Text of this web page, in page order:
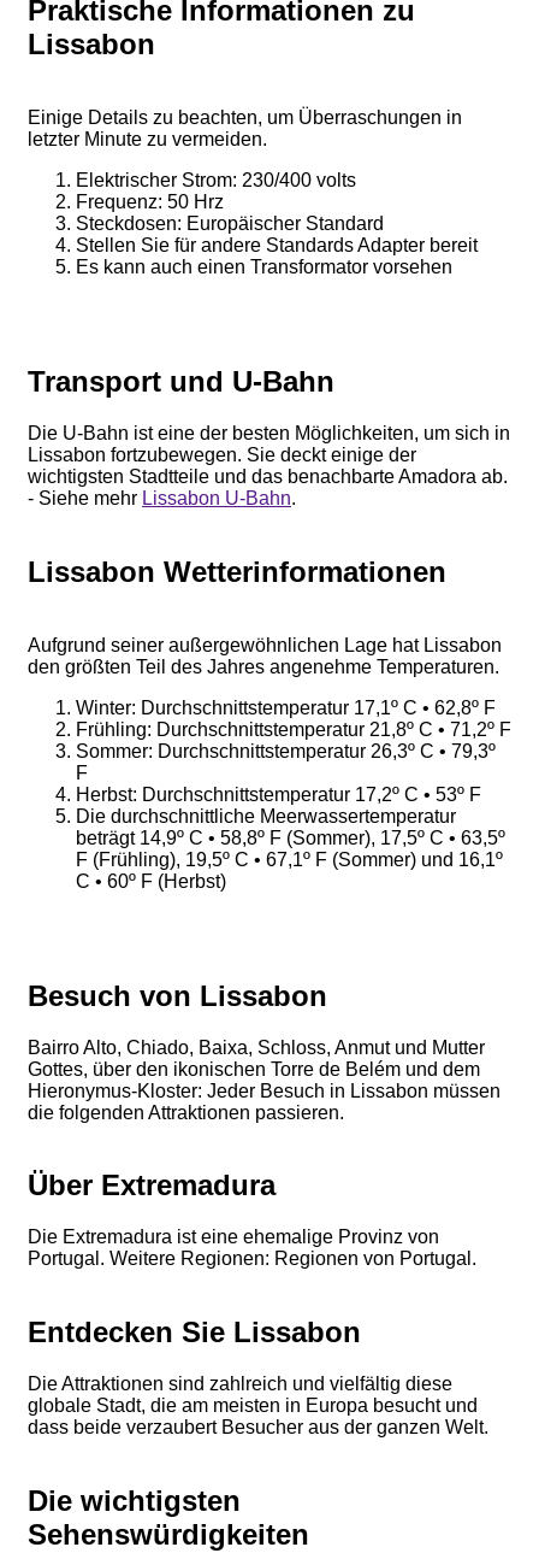
Praktische Informationen zu
Lissabon
Einige Details zu beachten, um Überraschungen in
letzter Minute zu vermeiden.
Elektrischer Strom: 230/400 volts
Frequenz: 50 Hrz
Steckdosen: Europäischer Standard
Stellen Sie für andere Standards Adapter bereit
Es kann auch einen Transformator vorsehen
Transport und U-Bahn
Die U-Bahn ist eine der besten Möglichkeiten, um sich in
Lissabon fortzubewegen. Sie deckt einige der
wichtigsten Stadtteile und das benachbarte Amadora ab.
- Siehe mehr Lissabon U-Bahn.
Lissabon Wetterinformationen
Aufgrund seiner außergewöhnlichen Lage hat Lissabon
den größten Teil des Jahres angenehme Temperaturen.
Winter: Durchschnittstemperatur 17,1º C • 62,8º F
Frühling: Durchschnittstemperatur 21,8º C • 71,2º F
Sommer: Durchschnittstemperatur 26,3º C • 79,3º
F
Herbst: Durchschnittstemperatur 17,2º C • 53º F
Die durchschnittliche Meerwassertemperatur
beträgt 14,9º C • 58,8º F (Sommer), 17,5º C • 63,5º
F (Frühling), 19,5º C • 67,1º F (Sommer) und 16,1º
C • 60º F (Herbst)
Besuch von Lissabon
Bairro Alto, Chiado, Baixa, Schloss, Anmut und Mutter
Gottes, über den ikonischen Torre de Belém und dem
Hieronymus-Kloster: Jeder Besuch in Lissabon müssen
die folgenden Attraktionen passieren.
Über Extremadura
Die Extremadura ist eine ehemalige Provinz von
Portugal. Weitere Regionen: Regionen von Portugal.
Entdecken Sie Lissabon
Die Attraktionen sind zahlreich und vielfältig diese
globale Stadt, die am meisten in Europa besucht und
dass beide verzaubert Besucher aus der ganzen Welt.
Die wichtigsten
Sehenswürdigkeiten